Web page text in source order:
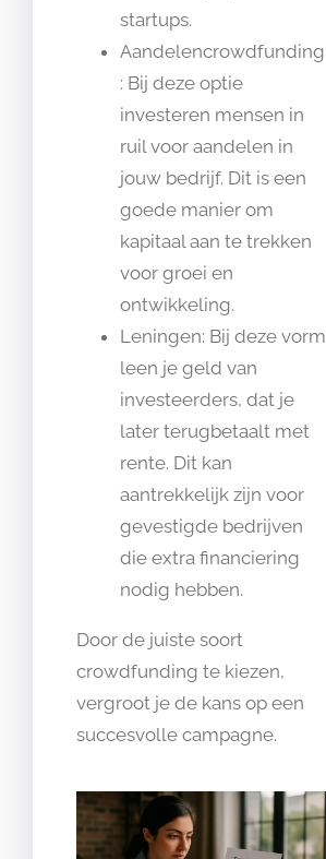
startups.
Aandelencrowdfunding
: Bij deze optie
investeren mensen in
ruil voor aandelen in
jouw bedrijf. Dit is een
goede manier om
kapitaal aan te trekken
voor groei en
ontwikkeling.
Leningen: Bij deze vorm
leen je geld van
investeerders, dat je
later terugbetaalt met
rente. Dit kan
aantrekkelijk zijn voor
gevestigde bedrijven
die extra financiering
nodig hebben.
Door de juiste soort
crowdfunding te kiezen,
vergroot je de kans op een
succesvolle campagne.